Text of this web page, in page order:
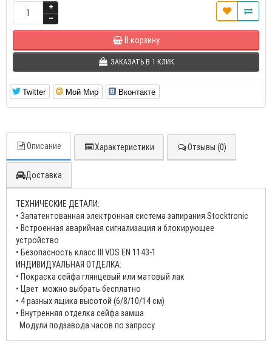
В корзину
ЗАКАЗАТЬ В 1 КЛИК
Twitter Мой Мир Вконтакте
Описание Характеристики Отзывы (0)
Доставка
ТЕХНИЧЕСКИЕ ДЕТАЛИ:
• Запатентованная электронная система запирания Stocktronic
• Встроенная аварийная сигнализация и блокирующее
устройство
• Безопасность класс III VDS EN 1143-1
ИНДИВИДУАЛЬНАЯ ОТДЕЛКА:
• Покраска сейфа глянцевый или матовый лак
• Цвет можно выбрать бесплатно
• 4 разных ящика высотой (6/8/10/14 см)
• Внутренняя отделка сейфа замша
Модули подзавода часов по запросу